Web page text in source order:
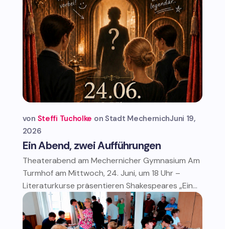
Ein Abend, zwei Aufführungen
von Steffi Tucholke Stadt MechernichJuni 19,
2026
Theaterabend am Mechernicher Gymnasium Am
Turmhof am Mittwoch, 24. Juni, um 18 Uhr –
Literaturkurse präsentieren Shakespeares „Ein...